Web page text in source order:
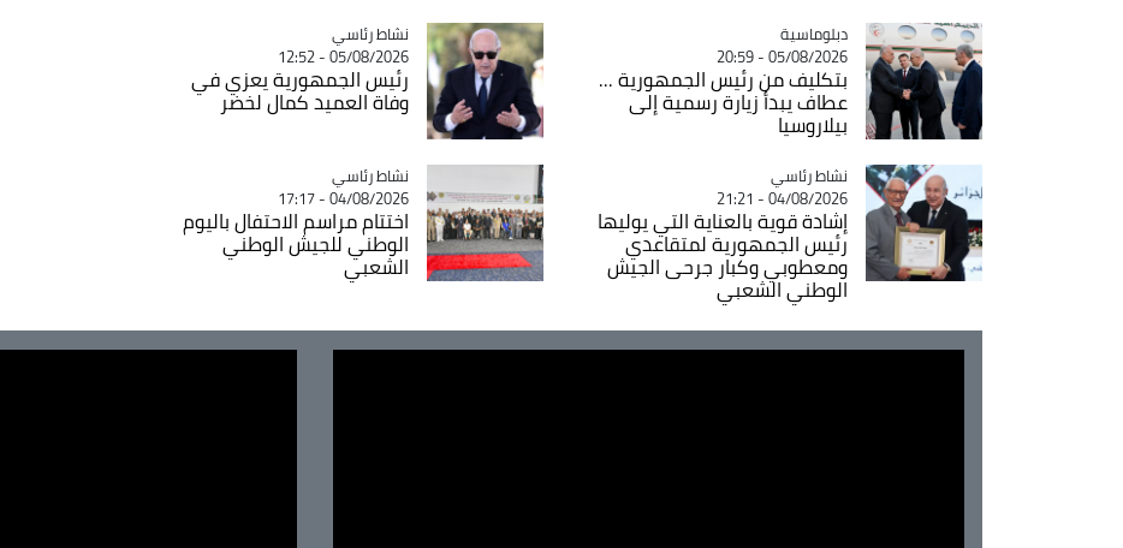
Catégorie
دبلوماسية
05/08/2026 - 20:59
بتكليف من رئيس الجمهورية ...
عطاف يبدأ زيارة رسمية إلى
بيلاروسيا
Catégorie
نشاط رئاسي
05/08/2026 - 12:52
رئيس الجمهورية يعزي في
وفاة العميد كمال لخضر
Catégorie
نشاط رئاسي
04/08/2026 - 21:21
إشادة قوية بالعناية التي يوليها
رئيس الجمهورية لمتقاعدي
ومعطوبي وكبار جرحى الجيش
الوطني الشعبي
Catégorie
نشاط رئاسي
04/08/2026 - 17:17
اختتام مراسم الاحتفال باليوم
الوطني للجيش الوطني
الشعبي